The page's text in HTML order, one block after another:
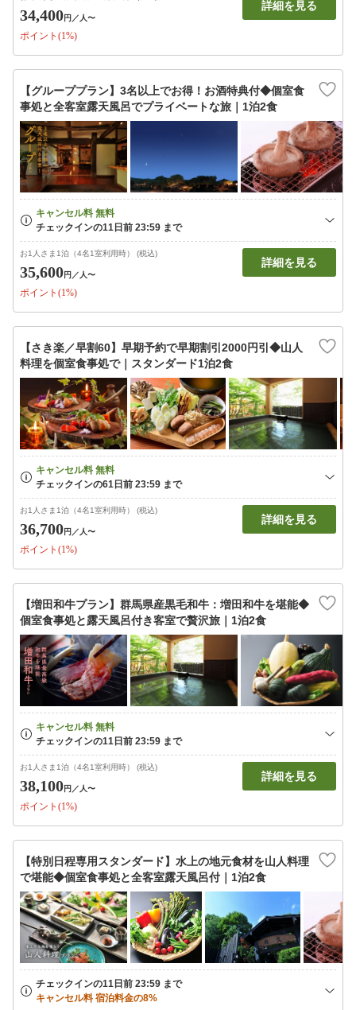
34,400円 ／人〜
ポイント(1%)
詳細を見る
【グループプラン】3名以上でお得！お酒特典付◆個室食
事処と全客室露天風呂でプライベートな旅｜1泊2食
お1人さま1泊（4名1室利用時） (税込)
35,600円 ／人〜
ポイント(1%)
詳細を見る
【さき楽／早割60】早期予約で早期割引2000円引◆山人
料理を個室食事処で｜スタンダード1泊2食
お1人さま1泊（4名1室利用時） (税込)
36,700円 ／人〜
ポイント(1%)
詳細を見る
【増田和牛プラン】群馬県産黒毛和牛：増田和牛を堪能◆
個室食事処と露天風呂付き客室で贅沢旅｜1泊2食
お1人さま1泊（4名1室利用時） (税込)
38,100円 ／人〜
ポイント(1%)
詳細を見る
【特別日程専用スタンダード】水上の地元食材を山人料理
で堪能◆個室食事処と全客室露天風呂付｜1泊2食